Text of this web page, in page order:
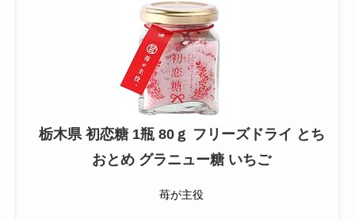
栃木県 初恋糖 1瓶 80ｇ フリーズドライ とち
おとめ グラニュー糖 いちご
苺が主役